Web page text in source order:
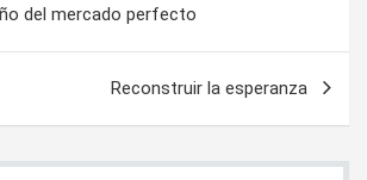
del mercado perfecto
Reconstruir la esperanza